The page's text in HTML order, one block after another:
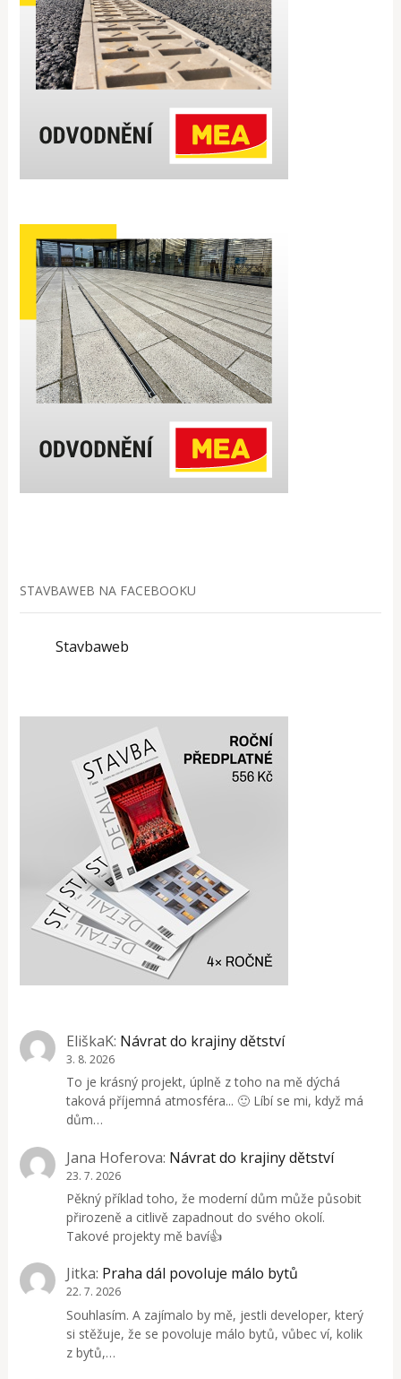
STAVBAWEB NA FACEBOOKU
Stavbaweb
EliškaK: Návrat do krajiny dětství
3. 8. 2026
To je krásný projekt, úplně z toho na mě dýchá
taková příjemná atmosféra... 🙂 Líbí se mi, když má
dům…
Jana Hoferova: Návrat do krajiny dětství
23. 7. 2026
Pěkný příklad toho, že moderní dům může působit
přirozeně a citlivě zapadnout do svého okolí.
Takové projekty mě baví👍
Jitka: Praha dál povoluje málo bytů
22. 7. 2026
Souhlasím. A zajímalo by mě, jestli developer, který
si stěžuje, že se povoluje málo bytů, vůbec ví, kolik
z bytů,…